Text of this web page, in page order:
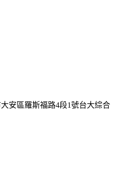
大安區羅斯福路4段1號台大綜合